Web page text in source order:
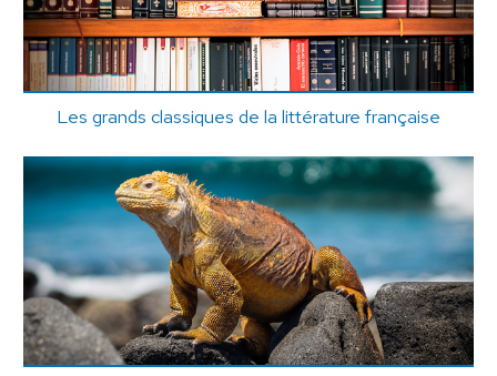
Les grands classiques de la littérature française